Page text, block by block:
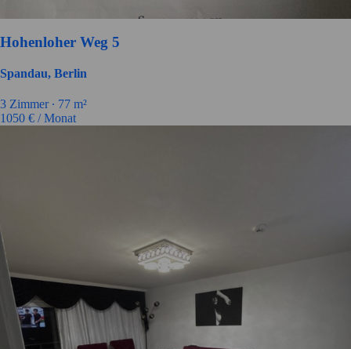
Hohenloher Weg 5
Spandau, Berlin
3 Zimmer ∙ 77 m²
1050 € / Monat